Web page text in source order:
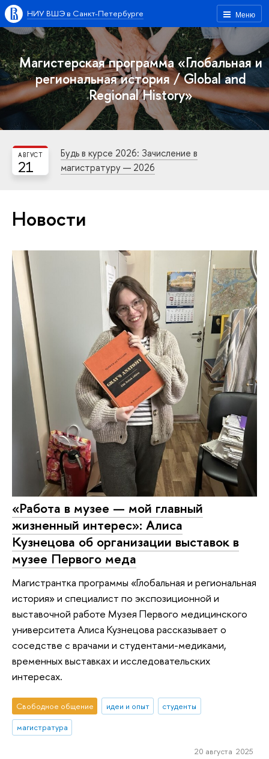
Меню
НИУ ВШЭ в Санкт-Петербурге
Магистерская программа «Глобальная и
региональная история / Global and
Regional History»
21
АВГУСТ
Будь в курсе 2026: Зачисление в
магистратуру — 2026
Новости
«Работа в музее — мой главный
жизненный интерес»: Алиса
Кузнецова об организации выставок в
музее Первого меда
Магистрантка программы «Глобальная и региональная
история» и специалист по экспозиционной и
выставочной работе Музея Первого медицинского
университета Алиса Кузнецова рассказывает о
соседстве с врачами и студентами-медиками,
временных выставках и исследовательских
интересах.
Свободное общение идеи и опыт
студенты
магистратура
20 августа 2025